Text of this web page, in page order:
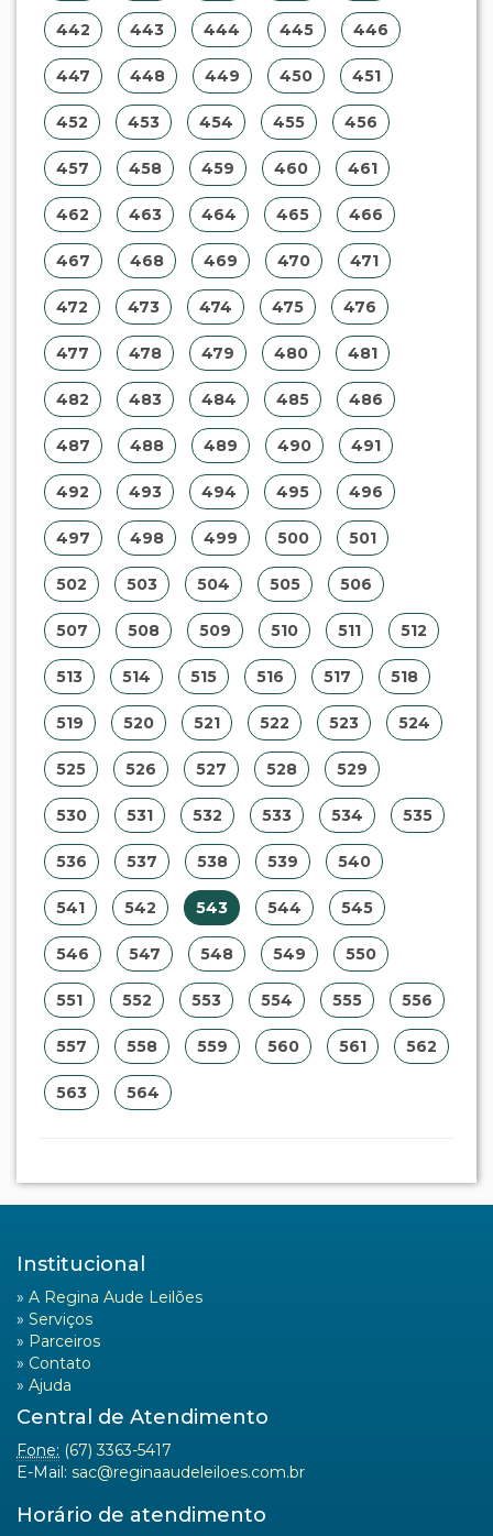
442 443 444 445 446
447 448 449 450 451
452 453 454 455 456
457 458 459 460 461
462 463 464 465 466
467 468 469 470 471
472 473 474 475 476
477 478 479 480 481
482 483 484 485 486
487 488 489 490 491
492 493 494 495 496
497 498 499 500 501
502 503 504 505 506
507 508 509 510 511 512
513 514 515 516 517 518
519 520 521 522 523 524
525 526 527 528 529
530 531 532 533 534 535
536 537 538 539 540
541 542 543 544 545
546 547 548 549 550
551 552 553 554 555 556
557 558 559 560 561 562
563 564
Institucional
» A Regina Aude Leilões
» Serviços
» Parceiros
» Contato
» Ajuda
Central de Atendimento
Fone: (67) 3363-5417
E-Mail: sac@reginaaudeleiloes.com.br
Horário de atendimento